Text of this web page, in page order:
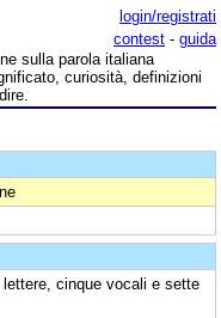
login/registrati
contest - guida
sulla parola italiana
curiosità, definizioni
cinque vocali e sette